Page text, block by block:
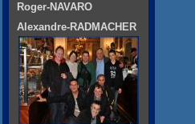
Roger-NAVARO
Alexandre-RADMACHER